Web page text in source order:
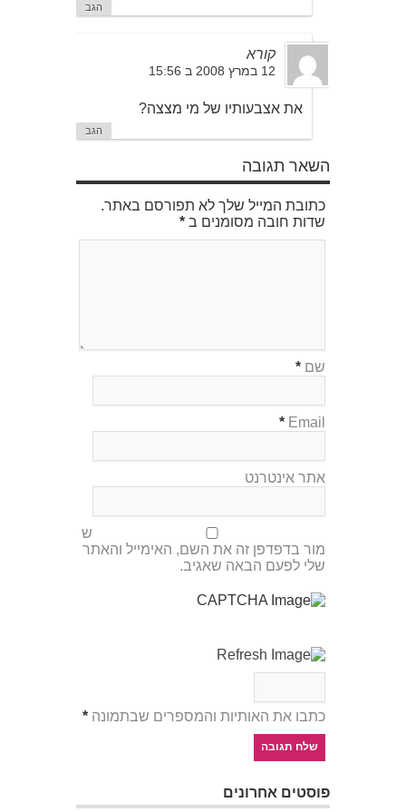
הגב
קורא
12 במרץ 2008 ב 15:56
את אצבעותיו של מי מצצה?
הגב
השאר תגובה
כתובת המייל שלך לא תפורסם באתר.
שדות חובה מסומנים ב *
שם *
Email
*
אתר אינטרנט
ש
מור בדפדפן זה את השם, האימייל והאתר
שלי לפעם הבאה שאגיב.
כתבו את האותיות והמספרים שבתמונה *
פוסטים אחרונים